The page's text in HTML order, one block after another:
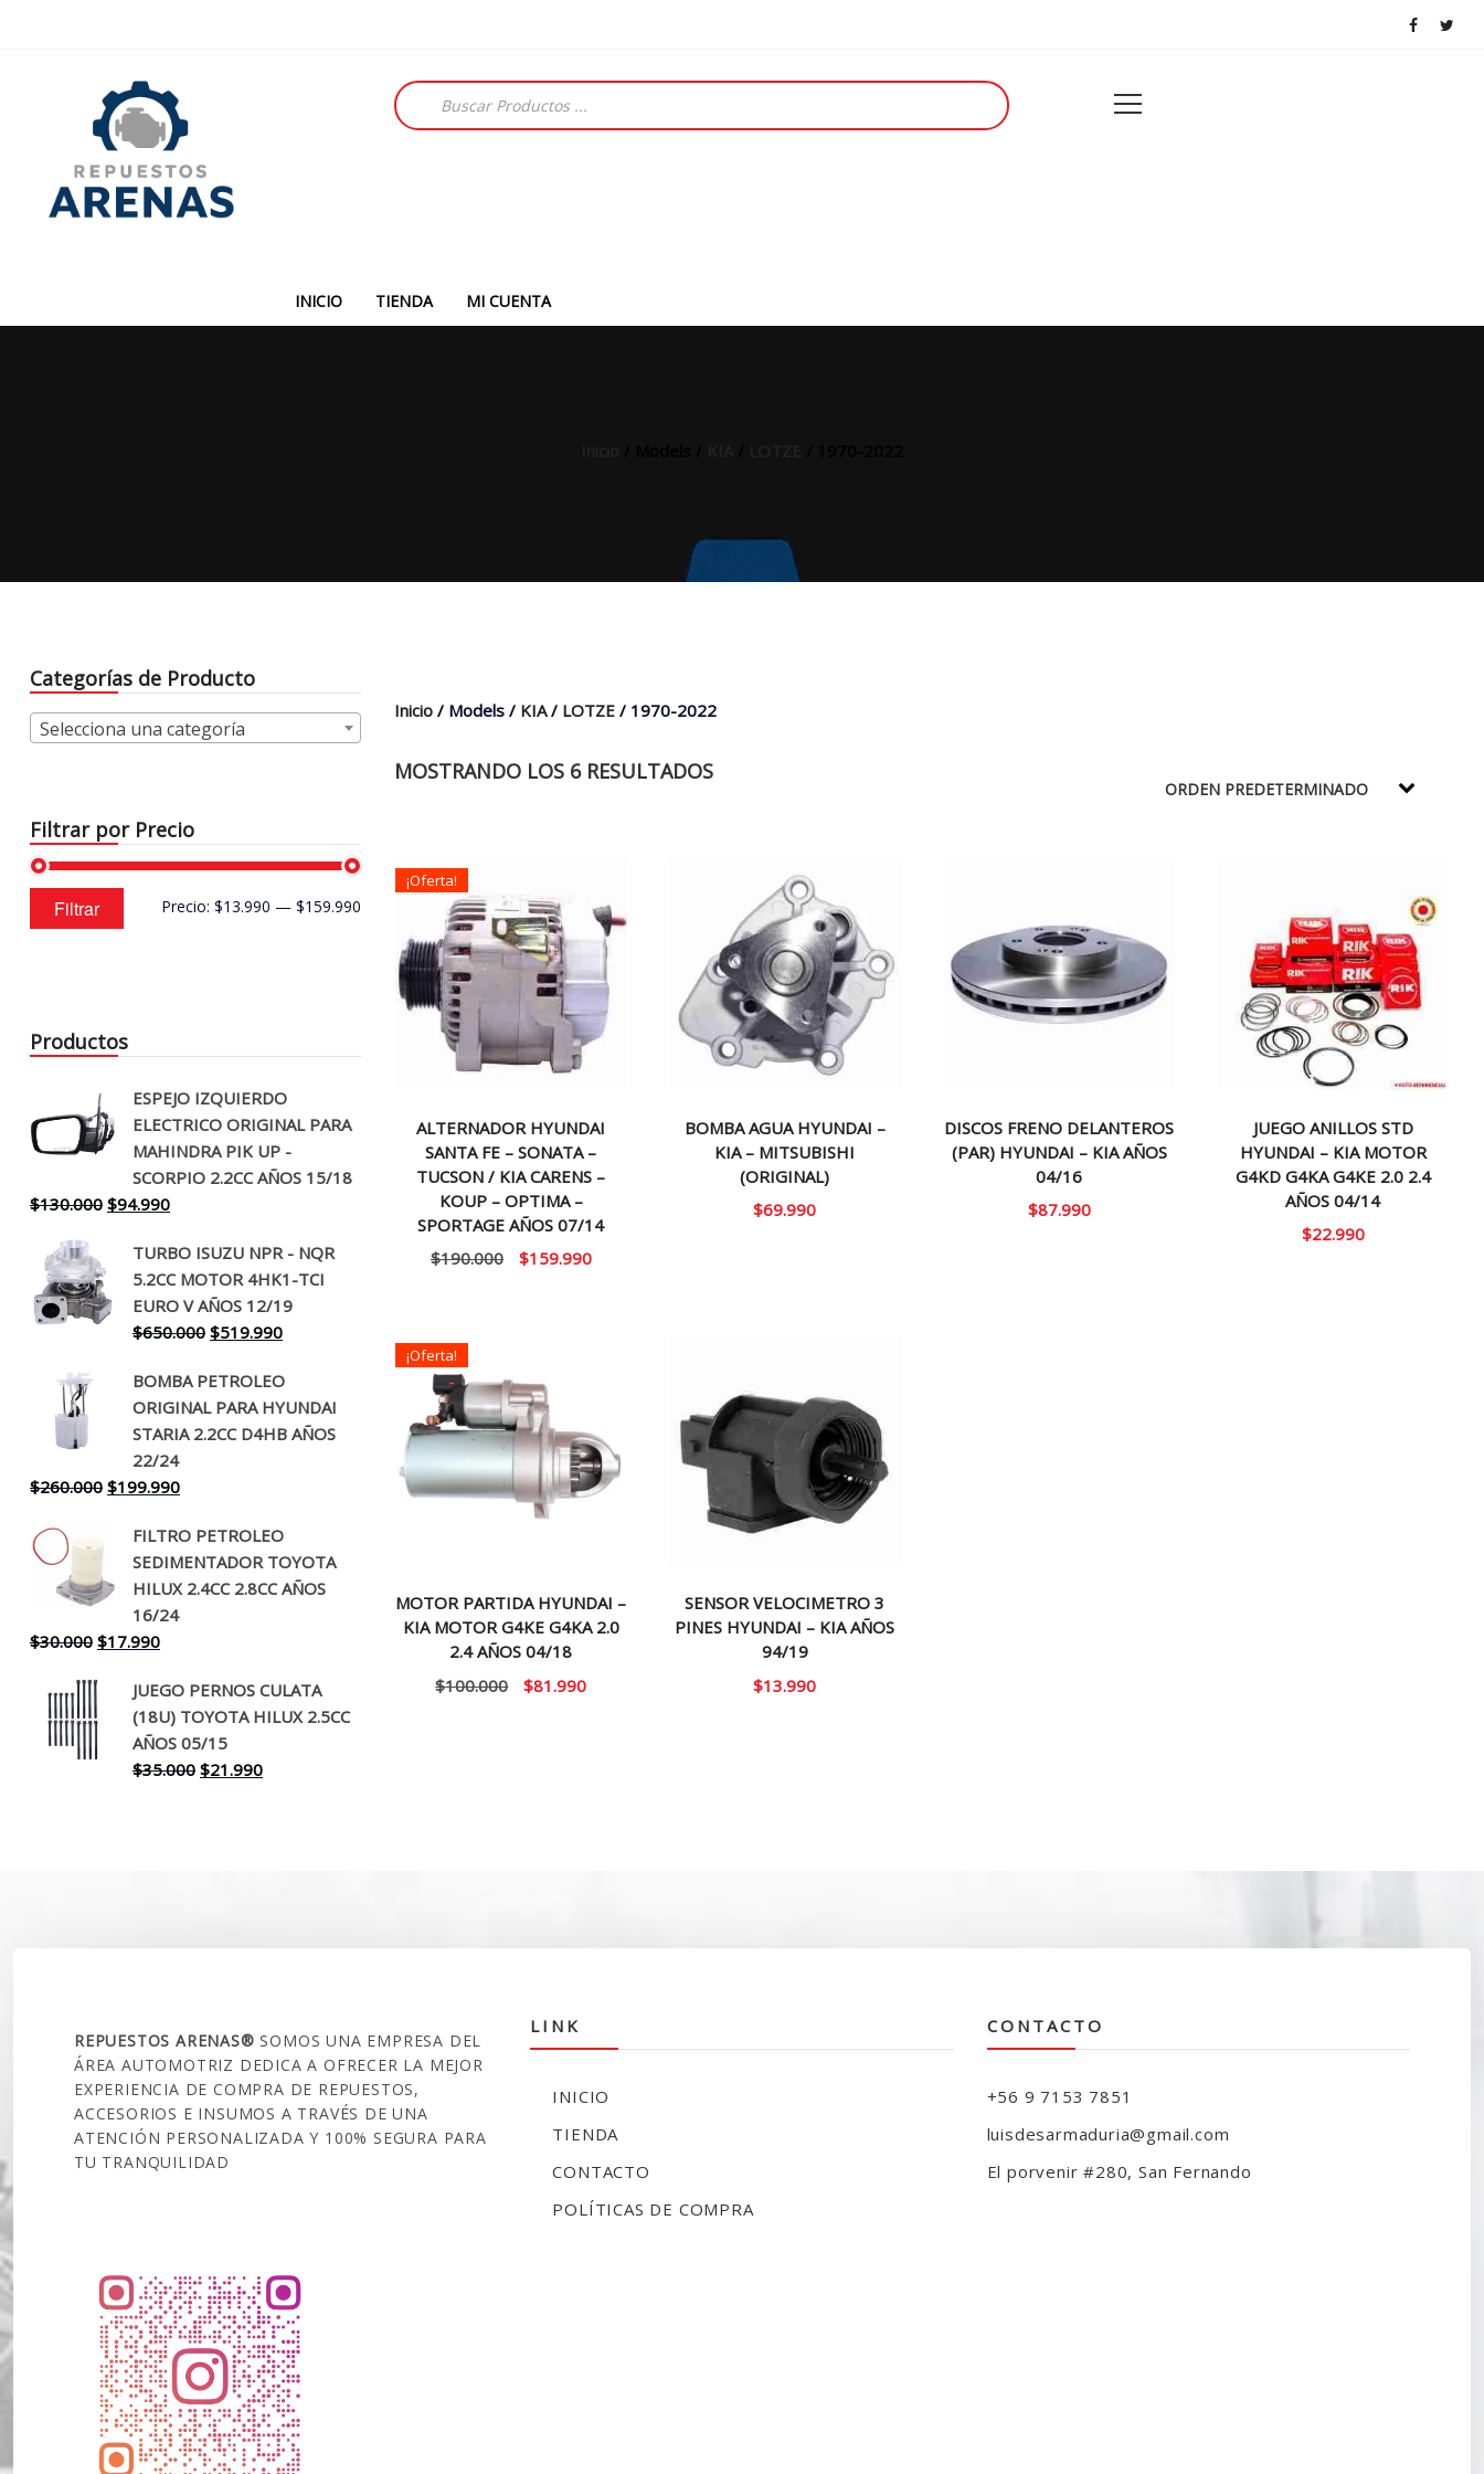
Búsqueda
de
productos
INICIO TIENDA MI CUENTA
Categorías de Producto
Selecciona una categoría
Filtrar por Precio
Precio
mínimo
Precio
máximo
Filtrar Precio: $13.990 — $159.990
Productos
ESPEJO IZQUIERDO
ELECTRICO ORIGINAL PARA
MAHINDRA PIK UP -
SCORPIO 2.2CC AÑOS 15/18
$130.000 El
original
era:
$130.000.
$94.990El
actual
es:
$94.990.
TURBO ISUZU NPR - NQR
5.2CC MOTOR 4HK1-TCI
EURO V AÑOS 12/19
$650.000 El
original
era:
$650.000.
$519.990El
actual
es:
$519.990.
BOMBA PETROLEO
ORIGINAL PARA HYUNDAI
STARIA 2.2CC D4HB AÑOS
22/24
$260.000 El
original
era:
$260.000.
$199.990El
actual
es:
$199.990.
FILTRO PETROLEO
SEDIMENTADOR TOYOTA
HILUX 2.4CC 2.8CC AÑOS
16/24
$30.000 El
original
era:
$30.000.
$17.990El
actual
es:
$17.990.
JUEGO PERNOS CULATA
(18U) TOYOTA HILUX 2.5CC
AÑOS 05/15
$35.000 El
$21.990El
Inicio / Models / KIA/ LOTZE / 1970-2022
MOSTRANDO LOS 6 RESULTADOS
¡Oferta!
ALTERNADOR HYUNDAI
SANTA FE – SONATA –
TUCSON / KIA CARENS –
KOUP – OPTIMA –
SPORTAGE AÑOS 07/14
$190.000
El
$159.990El
BOMBA AGUA HYUNDAI –
KIA – MITSUBISHI
(ORIGINAL)
$69.990
DISCOS FRENO DELANTEROS
(PAR) HYUNDAI – KIA AÑOS
04/16
$87.990
JUEGO ANILLOS STD
HYUNDAI – KIA MOTOR
G4KD G4KA G4KE 2.0 2.4
AÑOS 04/14
$22.990
¡Oferta!
MOTOR PARTIDA HYUNDAI –
KIA MOTOR G4KE G4KA 2.0
2.4 AÑOS 04/18
$100.000
El
$81.990El
SENSOR VELOCIMETRO 3
PINES HYUNDAI – KIA AÑOS
94/19
$13.990
REPUESTOS ARENAS®SOMOS UNA EMPRESA DEL
ÁREA AUTOMOTRIZ DEDICA A OFRECER LA MEJOR
EXPERIENCIA DE COMPRA DE REPUESTOS,
ACCESORIOS E INSUMOS A TRAVÉS DE UNA
ATENCIÓN PERSONALIZADA Y 100% SEGURA PARA
TU TRANQUILIDAD
LINK
INICIO
TIENDA
CONTACTO
POLÍTICAS DE COMPRA
CONTACTO
+56 9 7153 7851
luisdesarmaduria@gmail.com
El porvenir #280, San Fernando